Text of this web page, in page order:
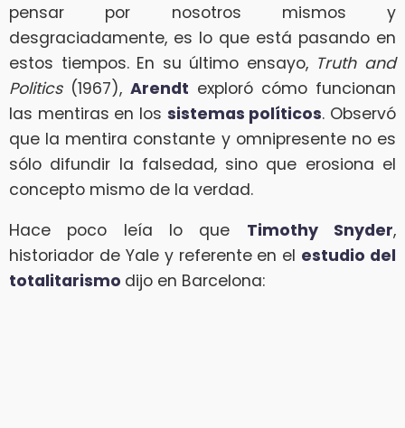
pensar por nosotros mismos y
desgraciadamente, es lo que está pasando en
estos tiempos. En su último ensayo, Truthand
Politics(1967), Arendt exploró cómo funcionan
las mentiras en los sistemas políticos. Observó
que la mentira constante y omnipresente no es
sólo difundir la falsedad, sino que erosiona el
concepto mismo de la verdad.
Hace poco leía lo que Timothy Snyder,
historiador de Yale y referente en el estudio del
totalitarismo dijo en Barcelona: